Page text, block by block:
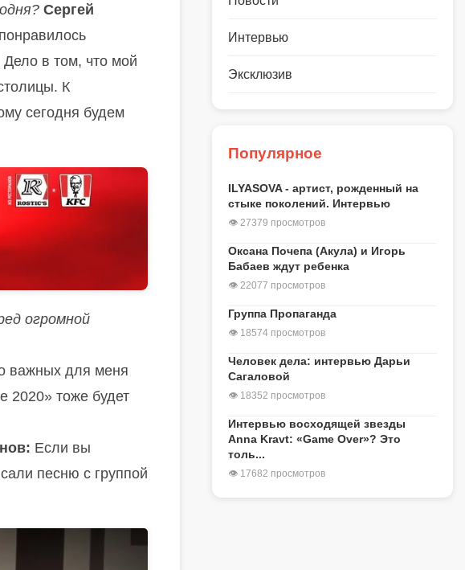
Сергей
в том, что мой
К
сегодня будем
огромной
важных для меня
2020» тоже будет
Если вы
песню с группой
Интервью
Эксклюзив
Популярное
ILYASOVA - артист, рожденный на
стыке поколений. Интервью
👁 27379 просмотров
Оксана Почепа (Акула) и Игорь
Бабаев ждут ребенка
👁 22077 просмотров
Группа Пропаганда
👁 18574 просмотров
Человек дела: интервью Дарьи
Сагаловой
👁 18352 просмотров
Интервью восходящей звезды
Anna Kravt: «Game Over»? Это
толь...
👁 17682 просмотров